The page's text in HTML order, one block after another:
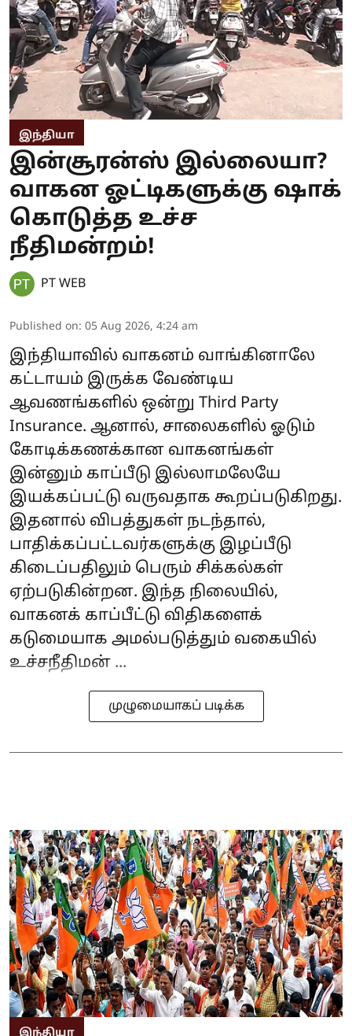
இந்தியா
இன்சூரன்ஸ் இல்லையா?
வாகன ஓட்டிகளுக்கு ஷாக்
கொடுத்த உச்ச
நீதிமன்றம்!
PT WEB
Published on: 05 Aug 2026, 4:24 am
இந்தியாவில் வாகனம் வாங்கினாலே
கட்டாயம் இருக்க வேண்டிய
ஆவணங்களில் ஒன்று Third Party
Insurance. ஆனால், சாலைகளில் ஓடும்
கோடிக்கணக்கான வாகனங்கள்
இன்னும் காப்பீடு இல்லாமலேயே
இயக்கப்பட்டு வருவதாக கூறப்படுகிறது.
இதனால் விபத்துகள் நடந்தால்,
பாதிக்கப்பட்டவர்களுக்கு இழப்பீடு
கிடைப்பதிலும் பெரும் சிக்கல்கள்
ஏற்படுகின்றன. இந்த நிலையில்,
வாகனக் காப்பீட்டு விதிகளைக்
கடுமையாக அமல்படுத்தும் வகையில்
உச்சநீதிமன் ...
முழுமையாகப் படிக்க
இந்தியா